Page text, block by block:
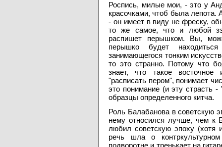
Роспись, милые мои, - это у
красочками, чтоб была лепота.
- он имеет в виду не фреску,
то же самое, что и любой
распишет перышком. Вы,
перышко будет
занимающегося тонким
то это странно. Потому что
знает, что такое
"расписать пером", понимает
это понимание (и эту страсть
образцы определенного китча.
Роль Балабанова в советскую
нему относился лучше, чем к
любил советскую эпоху (хотя
речь шла о
подворотне и тренькает на